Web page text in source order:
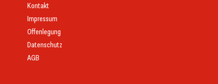
Kontakt
Impressum
Offenlegung
Datenschutz
AGB